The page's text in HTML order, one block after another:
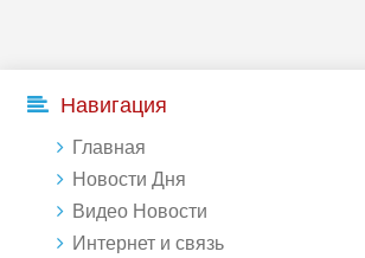
Навигация
Главная
Новости Дня
Видео Новости
Интернет и связь